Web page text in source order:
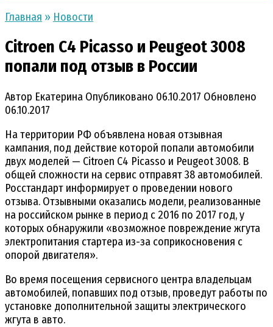
Главная » Новости
Citroen С4 Picasso и Peugeot 3008
попали под отзыв в России
Автор Екатерина Опубликовано 06.10.2017 Обновлено
06.10.2017
На территории РФ объявлена новая отзывная
кампания, под действие которой попали автомобили
двух моделей — Citroen С4 Picasso и Peugeot 3008. В
общей сложности на сервис отправят 38 автомобилей.
Росстандарт информирует о проведении нового
отзыва. Отзывными оказались модели, реализованные
на российском рынке в период с 2016 по 2017 год, у
которых обнаружили «возможное повреждение жгута
электропитания стартера из-за соприкосновения с
опорой двигателя».
Во время посещения сервисного центра владельцам
автомобилей, попавших под отзыв, проведут работы по
установке дополнительной защиты электрического
жгута в авто.